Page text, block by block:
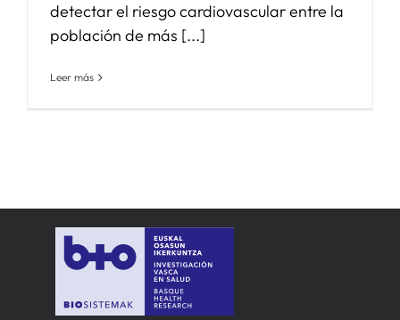
detectar el riesgo cardiovascular entre la
población de más [...]
Leer más